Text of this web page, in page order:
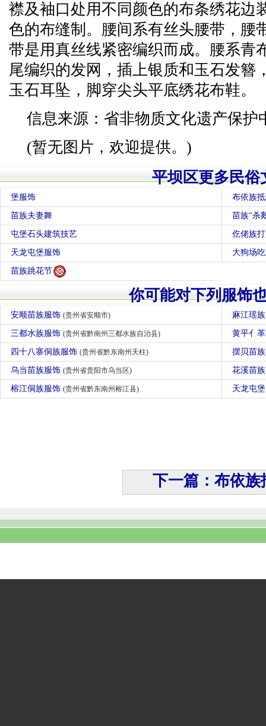
襟及袖口处用不同颜色的布条绣花边
色的布缝制。腰间系有丝头腰带，腰
带是用真丝线紧密编织而成。腰系青
尾编织的发网，插上银质和玉石发簪
玉石耳坠，脚穿尖头平底绣花布鞋。
信息来源：省非物质文化遗产保护
(暂无图片，欢迎提供。)
平坝区更多民俗
堡服饰 布依族
苗族夫妻舞 苗族“杀
屯堡石头建筑技艺 仡佬族
天龙屯堡服饰 大狗场
苗族跳花节
你可能对下列服饰
安顺苗族服饰 (贵州省安顺市) 麻江瑶
三都水族服饰 (贵州省黔南州三都水族自治县) 黄平亻
四十八寨侗族服饰 (贵州省黔东南州天柱) 摆贝苗
乌当苗族服饰 (贵州省贵阳市乌当区) 花溪苗
榕江侗族服饰 (贵州省黔东南州榕江县) 天龙屯
下一篇：布依族